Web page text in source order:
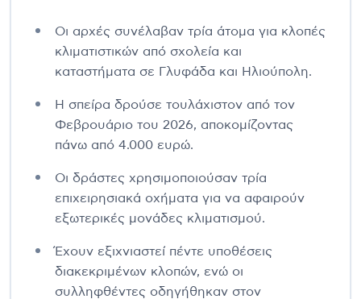
Οι αρχές συνέλαβαν τρία άτομα για κλοπές
κλιματιστικών από σχολεία και
καταστήματα σε Γλυφάδα και Ηλιούπολη.
Η σπείρα δρούσε τουλάχιστον από τον
Φεβρουάριο του 2026, αποκομίζοντας
πάνω από 4.000 ευρώ.
Οι δράστες χρησιμοποιούσαν τρία
επιχειρησιακά οχήματα για να αφαιρούν
εξωτερικές μονάδες κλιματισμού.
Έχουν εξιχνιαστεί πέντε υποθέσεις
διακεκριμένων κλοπών, ενώ οι
συλληφθέντες οδηγήθηκαν στον